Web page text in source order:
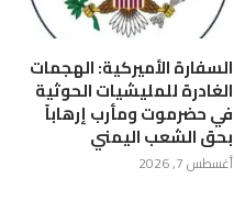
السفارة الأميركية: الهجمات
الغادرة للمليشيات الحوثية
في حضرموت ومأرب إرهاباً
بحق الشعب اليمني
أغسطس 7, 2026